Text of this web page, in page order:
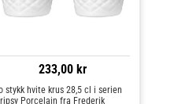
233,00 kr
stykk hvite krus 28,5 cl i serien
Porcelain fra Frederik